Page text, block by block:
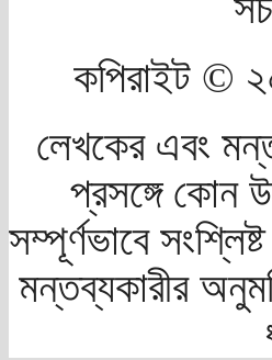
কপিরাইট ©
লেখকের এবং
প্রসঙ্গে কোন
সম্পূর্ণভাবে
মন্তব্যকারীর